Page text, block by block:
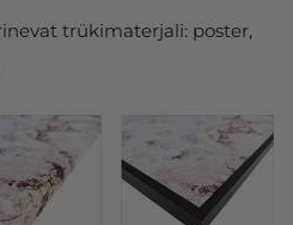
trükimaterjali: poster,